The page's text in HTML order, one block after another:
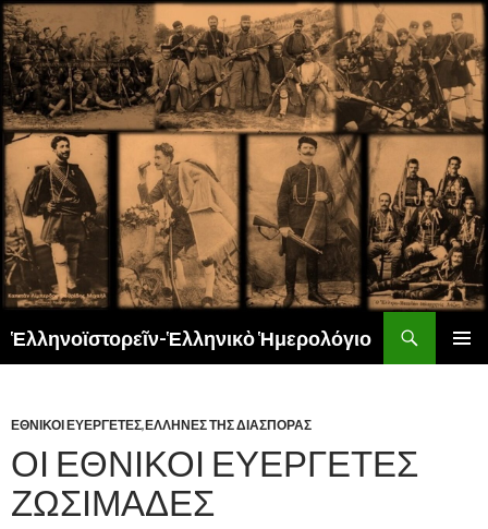
Ἑλληνοϊστορεῖν-Ἑλληνικὸ Ἡμερολόγιο
ΕΘΝΙΚΟΙ ΕΥΕΡΓΕΤΕΣ,ΕΛΛΗΝΕΣ ΤΗΣ ΔΙΑΣΠΟΡΑΣ
ΟΙ ΕΘΝΙΚΟΙ ΕΥΕΡΓΕΤΕΣ
ΖΩΣΙΜΑΔΕΣ